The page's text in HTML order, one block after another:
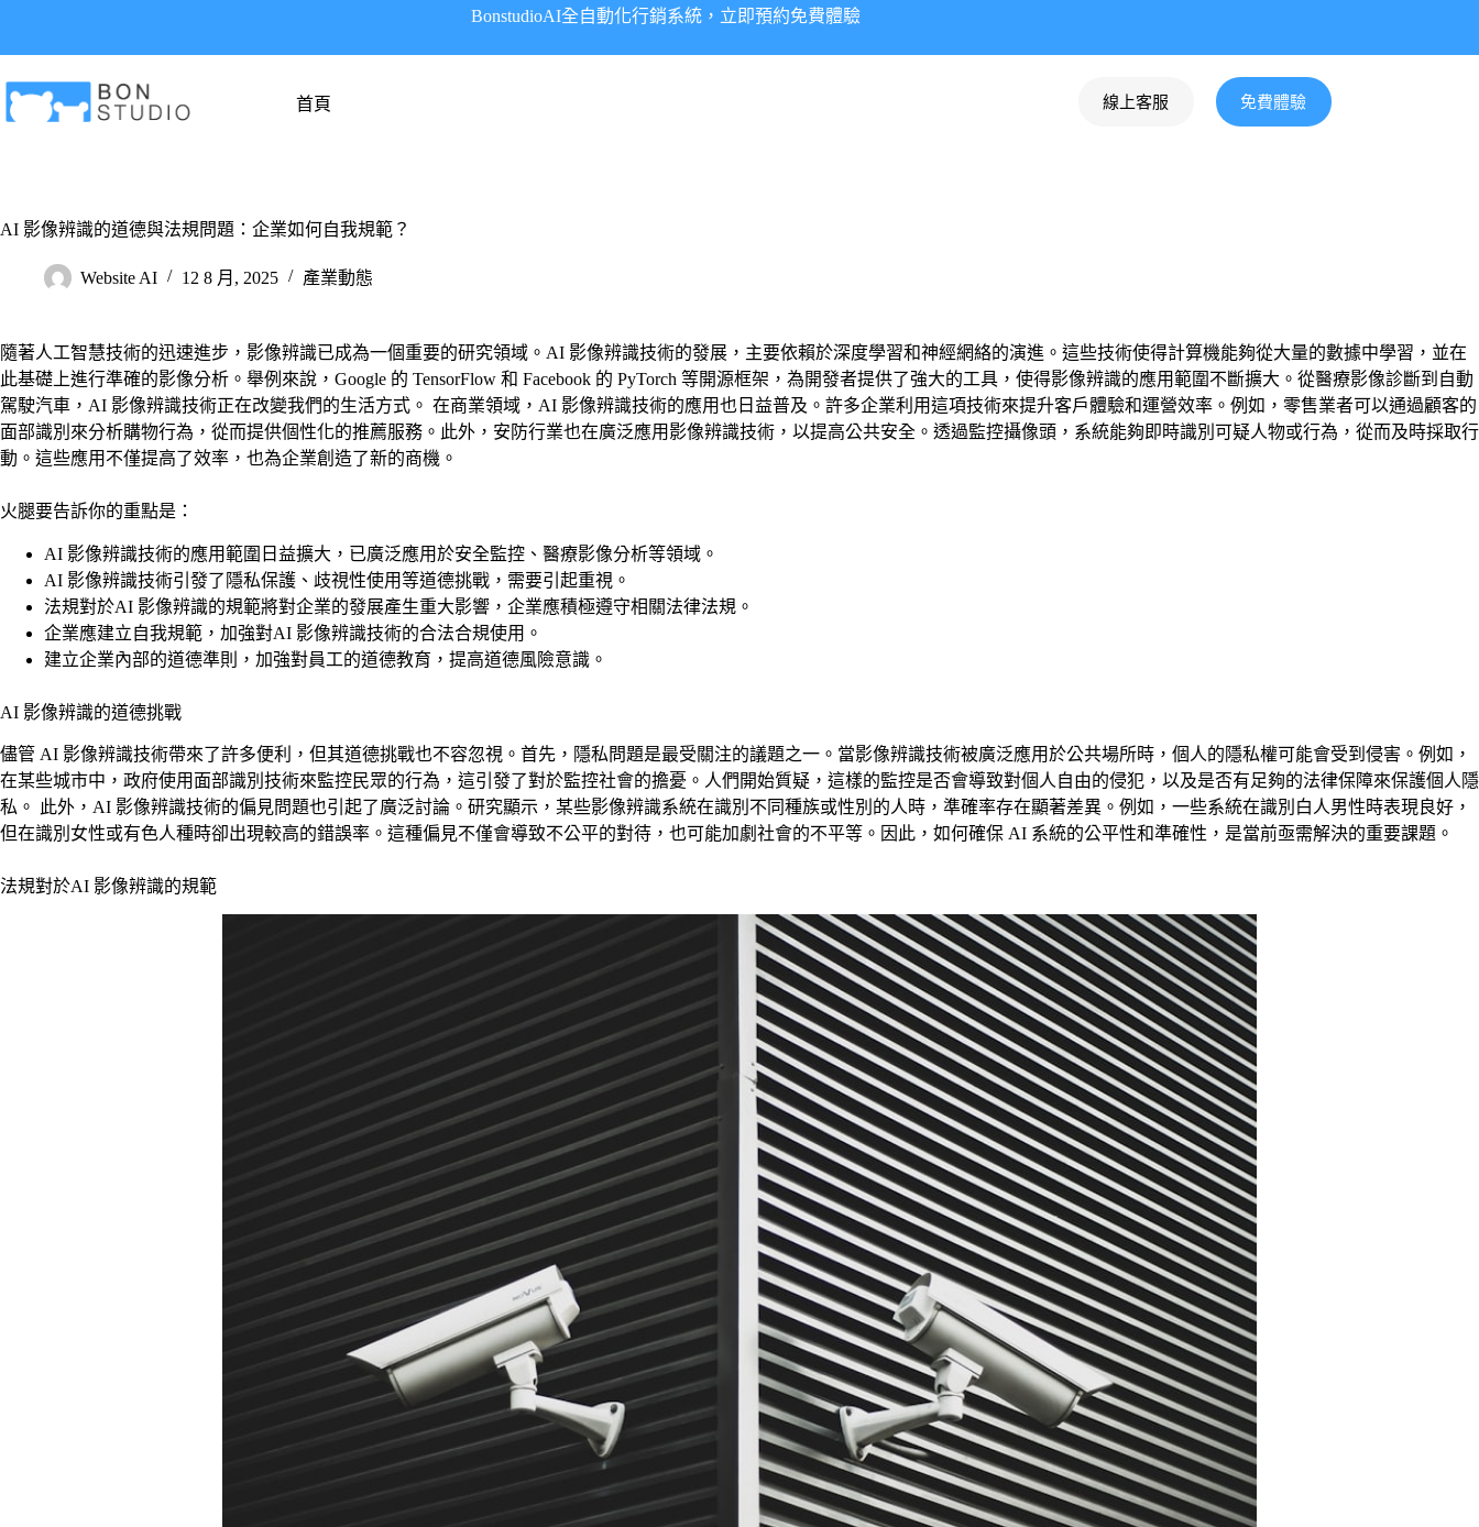
要
內
BonstudioAI全自動化行銷系統，立即預約免費體驗
首頁 線上客服 免費體驗
AI 影像辨識的道德與法規問題：企業如何自我規範？
Website AI 12 8 月, 2025 產業動態
隨著人工智慧技術的迅速進步，影像辨識已成為一個重要的研究領域。AI 影像辨識技術的發展，主要依賴於深度學習和神經網絡的演進。這些技術使得計算機能夠從大量的數據中學習，並在
此基礎上進行準確的影像分析。舉例來說，Google 的 TensorFlow 和 Facebook 的 PyTorch 等開源框架，為開發者提供了強大的工具，使得影像辨識的應用範圍不斷擴大。從醫療影像診斷到自動
駕駛汽車，AI 影像辨識技術正在改變我們的生活方式。 在商業領域，AI 影像辨識技術的應用也日益普及。許多企業利用這項技術來提升客戶體驗和運營效率。例如，零售業者可以通過顧客的
面部識別來分析購物行為，從而提供個性化的推薦服務。此外，安防行業也在廣泛應用影像辨識技術，以提高公共安全。透過監控攝像頭，系統能夠即時識別可疑人物或行為，從而及時採取行
動。這些應用不僅提高了效率，也為企業創造了新的商機。
火腿要告訴你的重點是：
AI 影像辨識技術的應用範圍日益擴大，已廣泛應用於安全監控、醫療影像分析等領域。
AI 影像辨識技術引發了隱私保護、歧視性使用等道德挑戰，需要引起重視。
法規對於AI 影像辨識的規範將對企業的發展產生重大影響，企業應積極遵守相關法律法規。
企業應建立自我規範，加強對AI 影像辨識技術的合法合規使用。
建立企業內部的道德準則，加強對員工的道德教育，提高道德風險意識。
AI 影像辨識的道德挑戰
儘管 AI 影像辨識技術帶來了許多便利，但其道德挑戰也不容忽視。首先，隱私問題是最受關注的議題之一。當影像辨識技術被廣泛應用於公共場所時，個人的隱私權可能會受到侵害。例如，
在某些城市中，政府使用面部識別技術來監控民眾的行為，這引發了對於監控社會的擔憂。人們開始質疑，這樣的監控是否會導致對個人自由的侵犯，以及是否有足夠的法律保障來保護個人隱
私。 此外，AI 影像辨識技術的偏見問題也引起了廣泛討論。研究顯示，某些影像辨識系統在識別不同種族或性別的人時，準確率存在顯著差異。例如，一些系統在識別白人男性時表現良好，
但在識別女性或有色人種時卻出現較高的錯誤率。這種偏見不僅會導致不公平的對待，也可能加劇社會的不平等。因此，如何確保 AI 系統的公平性和準確性，是當前亟需解決的重要課題。
法規對於AI 影像辨識的規範